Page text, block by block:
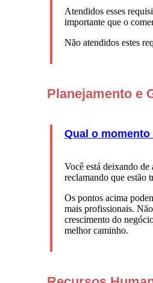
Atendidos esses
importante que o
Não atendidos estes
Planejamento e
Qual o
Você está deixando de
reclamando que estão
Os pontos acima
mais profissionais.
crescimento do
melhor caminho.